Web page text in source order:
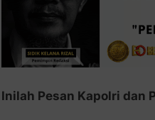
Inilah Pesan Kapolri dan